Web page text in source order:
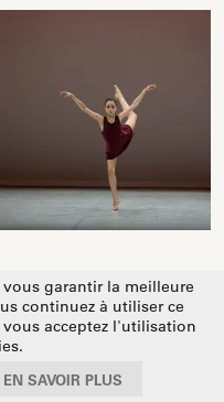
garantir la meilleure
continuez à utiliser ce
acceptez l'utilisation
EN SAVOIR PLUS